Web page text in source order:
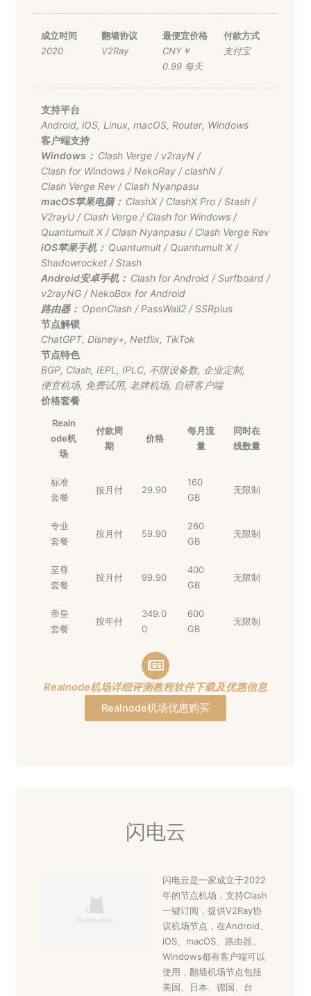
成立时间
2020
翻墙协议
V2Ray
最便宜价格
CNY￥
0.99 每天
付款方式
支付宝
支持平台
Android, iOS, Linux, macOS, Router, Windows
客户端支持
Windows： Clash Verge/ v2rayN/
Clash for Windows/ NekoRay/clashN/
Clash Verge Rev/ Clash Nyanpasu
macOS苹果电脑： ClashX/ ClashX Pro/Stash/
V2rayU/ Clash Verge/ Clash for Windows/
Quantumult X/ Clash Nyanpasu/ Clash Verge Rev
iOS苹果手机： Quantumult/ Quantumult X/
Shadowrocket/Stash
Android安卓手机： Clash for Android/Surfboard/
v2rayNG/ NekoBox for Android
路由器： OpenClash/ PassWall2/SSRplus
节点解锁
ChatGPT, Disney+, Netflix, TikTok
节点特色
BGP, Clash, IEPL , IPLC, 不限设备数, 企业定制,
便宜机场, 免费试用, 老牌机场, 自研客户端
价格套餐
Realn
ode机
场
付款周
期
价格
每月流
量
同时在
线数量
标准
套餐
按月付 29.90
160
GB
无限制
专业
套餐
按月付 59.90
260
GB
无限制
至尊
套餐
按月付 99.90
400
GB
无限制
帝皇
套餐
按年付
349.0
0
600
GB
无限制
Realnode机场详细评测教程软件下载及优惠信息
Realnode机场优惠购买
闪电云
闪电云是一家成立于2022
年的节点机场，支持Clash
一键订阅，提供V2Ray协
议机场节点，在Android、
iOS、macOS、路由器、
Windows都有客户端可以
使用，翻墙机场节点包括
美国、日本、德国、台